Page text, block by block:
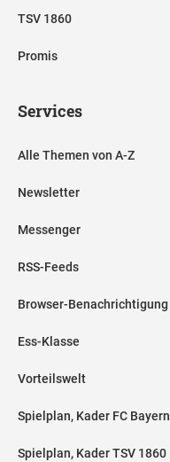
TSV 1860
Promis
Services
Alle Themen von A-Z
Newsletter
Messenger
RSS-Feeds
Browser-Benachrichtigung
Ess-Klasse
Vorteilswelt
Spielplan, Kader FC Bayern
Spielplan, Kader TSV 1860